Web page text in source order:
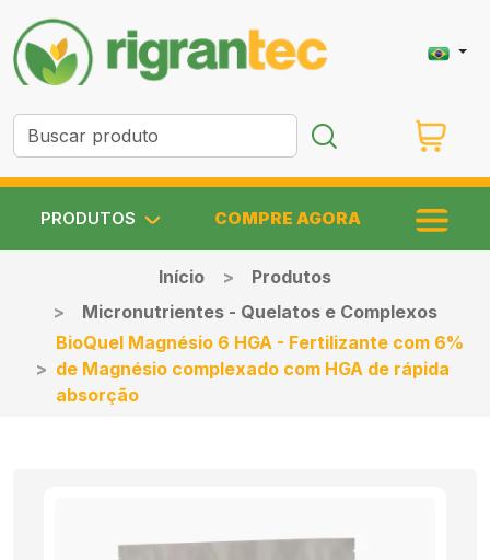
PRODUTOS COMPRE AGORA
Início
Produtos
Micronutrientes - Quelatos e Complexos
BioQuel Magnésio 6 HGA - Fertilizante com 6%
de Magnésio complexado com HGA de rápida
absorção